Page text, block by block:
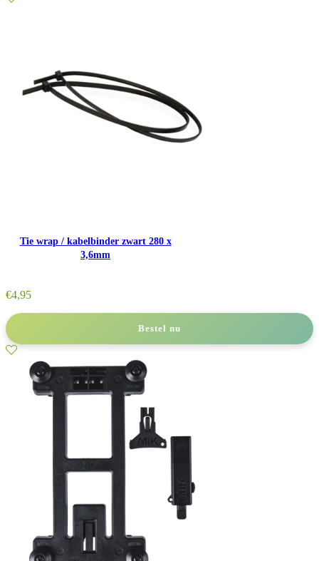
Tie wrap / kabelbinder zwart 280 x
3,6mm
€4,95
Bestel nu